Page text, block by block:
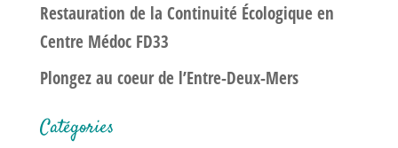
Restauration de la Continuité Écologique en
Centre Médoc FD33
Plongez au coeur de l’Entre-Deux-Mers
Catégories